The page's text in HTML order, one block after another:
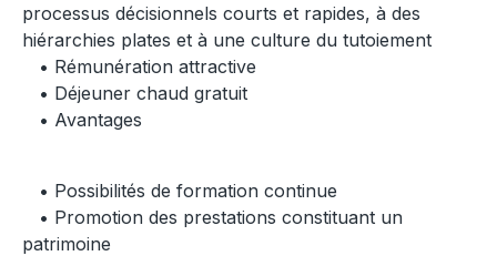
processus décisionnels courts et rapides, à des
hiérarchies plates et à une culture du tutoiement
• Rémunération attractive
• Déjeuner chaud gratuit
• Avantages
• Possibilités de formation continue
• Promotion des prestations constituant un
patrimoine